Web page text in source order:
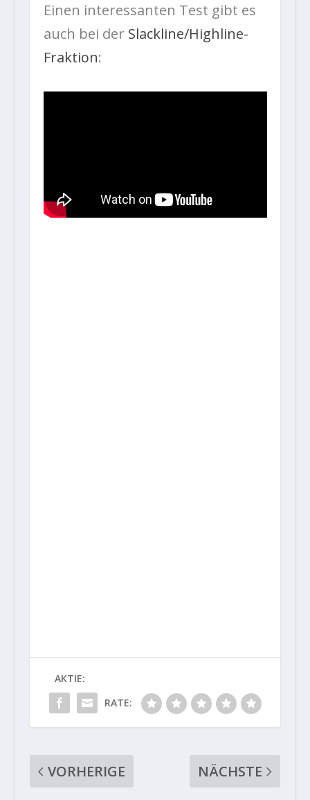
Einen interessanten Test gibt es
auch bei der Slackline/Highline-
Fraktion:
AKTIE:
RATE:
VORHERIGE
NÄCHSTE